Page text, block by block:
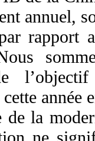
annuel,
rapport
année
de la